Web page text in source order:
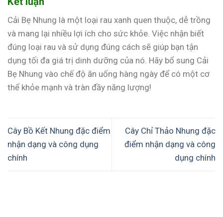
Cải Bẹ Nhung là một loại rau xanh quen thuộc, dễ trồng
và mang lại nhiều lợi ích cho sức khỏe. Việc nhận biết
đúng loại rau và sử dụng đúng cách sẽ giúp bạn tận
dụng tối đa giá trị dinh dưỡng của nó. Hãy bổ sung Cải
Bẹ Nhung vào chế độ ăn uống hàng ngày để có một cơ
thể khỏe mạnh và tràn đầy năng lượng!
Cây Bồ Kết Nhung đặc điểm
nhận dạng và công dụng
chính
Cây Chỉ Thảo Nhung đặc
điểm nhận dạng và công
dụng chính